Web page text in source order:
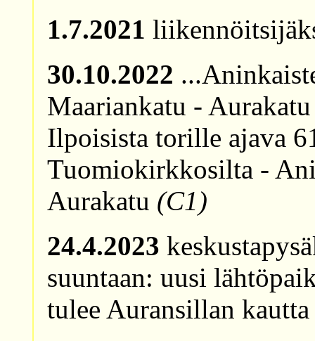
1.7.2021
30.10.2022
Maariankatu -
Ilpoisista torille ajava
Tuomiokirkkosilta -
Aurakatu (C1)
24.4.2023
suuntaan: uusi
tulee Auransillan